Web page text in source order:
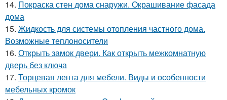
14. Покраска стен дома снаружи. Окрашивание фасада
дома
15. Жидкость для системы отопления частного дома.
Возможные теплоносители
16. Открыть замок двери. Как открыть межкомнатную
дверь без ключа
17. Торцевая лента для мебели. Виды и особенности
мебельных кромок